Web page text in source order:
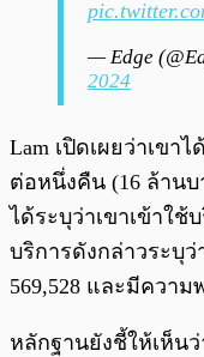
— Edge
2024
Lam เปิดเผยว่าเขา
ต่อหนึ่งคืน (16 ล้านบ
ได้ระบุว่าเขาเข้าใ
บริการดังกล่าวระบุ
569,528 และมีควา
หลักฐานยังชี้ให้เห็น